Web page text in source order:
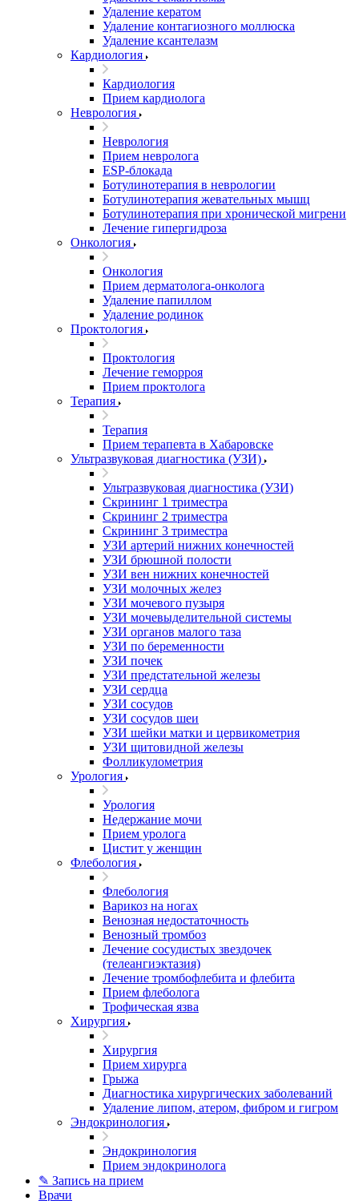
Удаление кератом
Удаление контагиозного моллюска
Удаление ксантелазм
Кардиология
Кардиология
Прием кардиолога
Неврология
Неврология
Прием невролога
ESP-блокада
Ботулинотерапия в неврологии
Ботулинотерапия жевательных мышц
Ботулинотерапия при хронической мигрени
Лечение гипергидроза
Онкология
Онкология
Прием дерматолога-онколога
Удаление папиллом
Удаление родинок
Проктология
Проктология
Лечение геморроя
Прием проктолога
Терапия
Терапия
Прием терапевта в Хабаровске
Ультразвуковая диагностика (УЗИ)
Ультразвуковая диагностика (УЗИ)
Скрининг 1 триместра
Скрининг 2 триместра
Скрининг 3 триместра
УЗИ артерий нижних конечностей
УЗИ брюшной полости
УЗИ вен нижних конечностей
УЗИ молочных желез
УЗИ мочевого пузыря
УЗИ мочевыделительной системы
УЗИ органов малого таза
УЗИ по беременности
УЗИ почек
УЗИ предстательной железы
УЗИ сердца
УЗИ сосудов
УЗИ сосудов шеи
УЗИ шейки матки и цервикометрия
УЗИ щитовидной железы
Фолликулометрия
Урология
Урология
Недержание мочи
Прием уролога
Цистит у женщин
Флебология
Флебология
Варикоз на ногах
Венозная недостаточность
Венозный тромбоз
Лечение сосудистых звездочек
(телеангиэктазия)
Лечение тромбофлебита и флебита
Прием флеболога
Трофическая язва
Хирургия
Хирургия
Прием хирурга
Грыжа
Диагностика хирургических заболеваний
Удаление липом, атером, фибром и гигром
Эндокринология
Эндокринология
Прием эндокринолога
✎ Запись на прием
Врачи